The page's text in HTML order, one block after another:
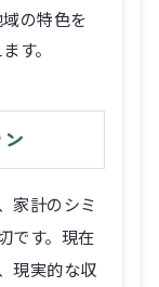
域の特色を
す。
家計のシミ
です。現在
現実的な収